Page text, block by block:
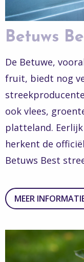
Betuws
De Betuwe,
fruit, biedt nog
ook vlees,
platteland.
herkent de
Betuws Best
MEER